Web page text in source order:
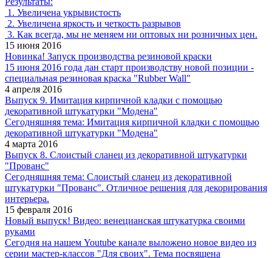
1. Увеличена укрывистость
2. Увеличена яркость и четкость разрывов
3. Как всегда, мы не меняем ни оптовых ни розничных цен.
15 июня 2016
Новинка! Запуск производства резиновой краски
15 июня 2016 года дан старт производству новой позиции -
специальная резиновая краска "Rubber Wall"
4 апреля 2016
Выпуск 9. Имитация кирпичной кладки с помощью
декоративной штукатурки "Модена"
Сегодняшняя тема: Имитация кирпичной кладки с помощью
декоративной штукатурки "Модена"
4 марта 2016
Выпуск 8. Слоистый сланец из декоративной штукатурки
"Прованс"
Сегодняшняя тема: Слоистый сланец из декоративной
штукатурки "Прованс". Отличное решения для декорирования
интерьера.
15 февраля 2016
Новый выпуск! Видео: венецианская штукатурка своими
руками
Сегодня на нашем Youtube канале выложено новое видео из
серии мастер-классов "Для своих". Тема посвящена